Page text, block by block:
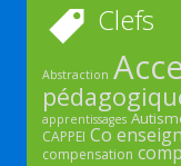
Clefs
Abstraction
apprentissages
CAPPEI Co
compensation